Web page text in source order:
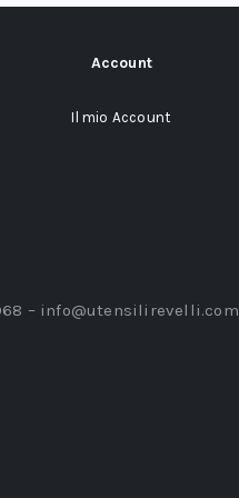
Account
Il mio Account
– info@utensilirevelli.com